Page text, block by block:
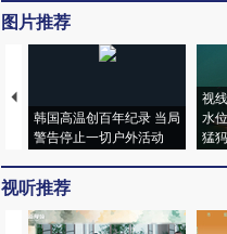
图片推荐
韩国高温创百年纪录 当局
警告停止一切户外活动
视
水
猛
视听推荐